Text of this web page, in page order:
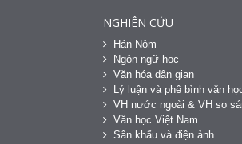
NGHIÊN CỨU
Hán Nôm
Ngôn ngữ học
Văn hóa dân gian
Lý luận và phê bình văn
VH nước ngoài & VH so
Văn học Việt Nam
Sân khấu và điện ảnh